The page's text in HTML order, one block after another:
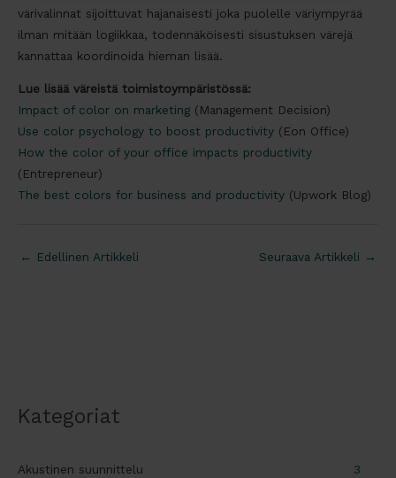
värivalinnat sijoittuvat hajanaisesti joka puolelle väriympyrää
ilman mitään logiikkaa, todennäköisesti sisustuksen värejä
kannattaa koordinoida hieman lisää.
Lue lisää väreistä toimistoympäristössä:
Impact of color on marketing (Management Decision)
Use color psychology to boost productivity (Eon Office)
How the color of your office impacts productivity
(Entrepreneur)
The best colors for business and productivity (Upwork Blog)
← Edellinen Artikkeli Seuraava Artikkeli →
Kategoriat
Akustinen suunnittelu 3